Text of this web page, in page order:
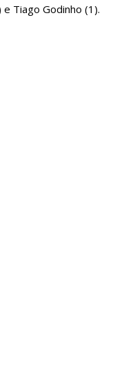
Tiago Godinho (1).